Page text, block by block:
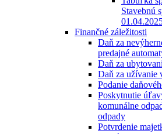
Stavebnú
Finančné záležitosti
Daň za
predajné
Daň za
Daň za užívanie
Podanie
Poskytnutie
komunálne
odpady
Potvrdenie